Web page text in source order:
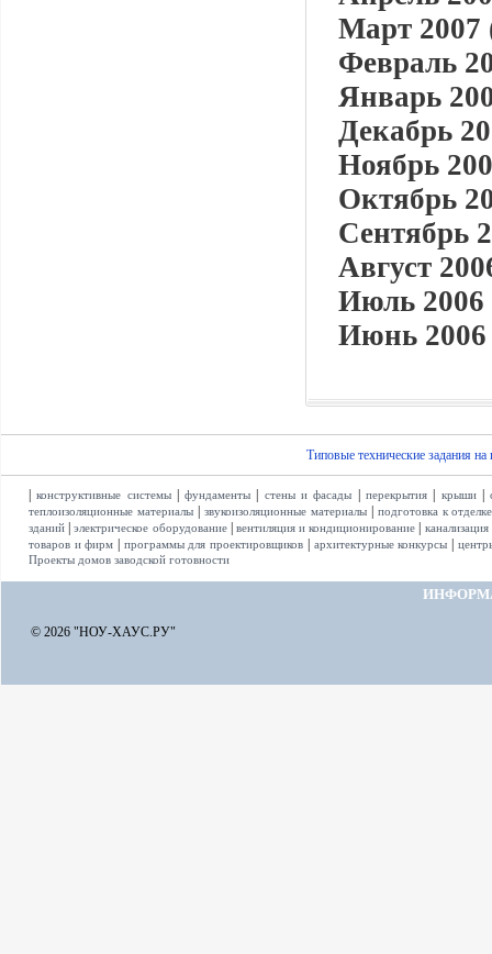
Март 2007
Февраль
Январь
Декабрь
Ноябрь
Октябрь
Сентябрь
Август
Июль 2006
Июнь 2006
Типовые технические задания на
|конструктивные системы|фундаменты стены и фасады перекрытия| крыши|
теплоизоляционные материалы| звукоизоляционные материалы|
подготовка к отделке
зданий |электрическое оборудование| вентиляция и кондиционирование канализация
товаров и фирм программы для проектировщиков архитектурные конкурсы
Проекты домов заводской готовности
© 2026 "НОУ-ХАУС.РУ"